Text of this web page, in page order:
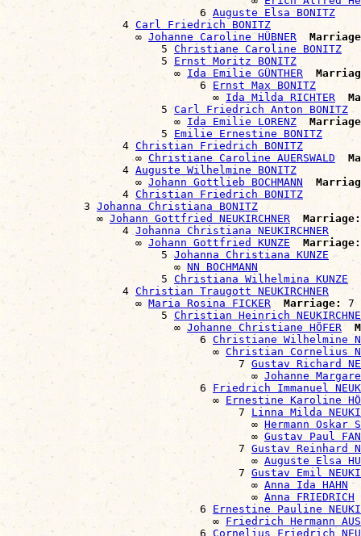
                              6
Auguste Elsa BONITZ
                  4
Carl Friedrich BONITZ
                    ∞
Johanne Caroline HÜBNER
                        5
Christiane Caroline BONITZ
                        5
Ernst Moritz BONITZ
                          ∞
Ida Emilie GÜNTHER
                              6
Ernst Max BONITZ
                                ∞
Ida Milda RICHTER
                        5
Carl Friedrich Anton BONITZ
                          ∞
Ida Emilie LORENZ
                        5
Emilie Ernestine BONITZ
                  4
Christian Friedrich BONITZ
                    ∞
Christiane Caroline AUERSWALD
                  4
Auguste Wilhelmine BONITZ
                    ∞
Johann Gottlieb BOCHMANN
                  4
Christian Friedrich BONITZ
            3
Johanna Christiana BONITZ
              ∞
Johann Gottfried NEUKIRCHNER
Marriage:
                  4
Johanna Christiana NEUKIRCHNER
                    ∞
Johann Gottfried KUNZE
Marriage:
                        5
Johanna Christiana KUNZE
                          ∞
NN BOCHMANN
                        5
Christiana Wilhelmina KUNZE
                  4
Christian Traugott NEUKIRCHNER
                    ∞
Maria Rosina FICKER Marriage: 7
                        5
Christian Heinrich
                          ∞
Johanne Christiane HÖFER
                              6
Christiane Wilhelmine
                                ∞
Christian Cornelius
                                    7
Gustav Richard
                                      ∞
Johanne
                              6
Friedrich Immanuel
                                ∞
Ernestine Karoline
                                    7
Linna Milda
                                      ∞
Hermann Oskar
                                      ∞
Gustav Paul
                                    7
Gustav Reinhard
                                      ∞
Auguste Elsa
                                    7
Gustav Emil
                                      ∞
Anna Ida HAHN
                                      ∞
Anna FRIEDRICH
                              6
Ernestine Pauline
                                ∞
Friedrich Hermann
                              6
Cornelius Friedrich